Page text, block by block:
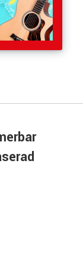
egna
systemet kan